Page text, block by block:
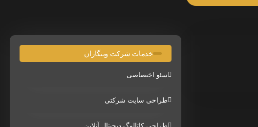
خدمات شرکت وبنگاران
سئو اختصاصی
طراحی سایت شرکتی
طراحی کاتالوگ دیجیتال آنلاین